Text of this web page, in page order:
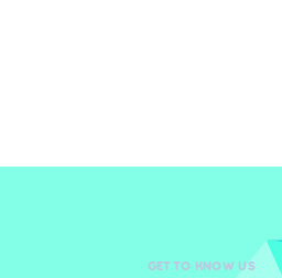
GET TO KNOW US